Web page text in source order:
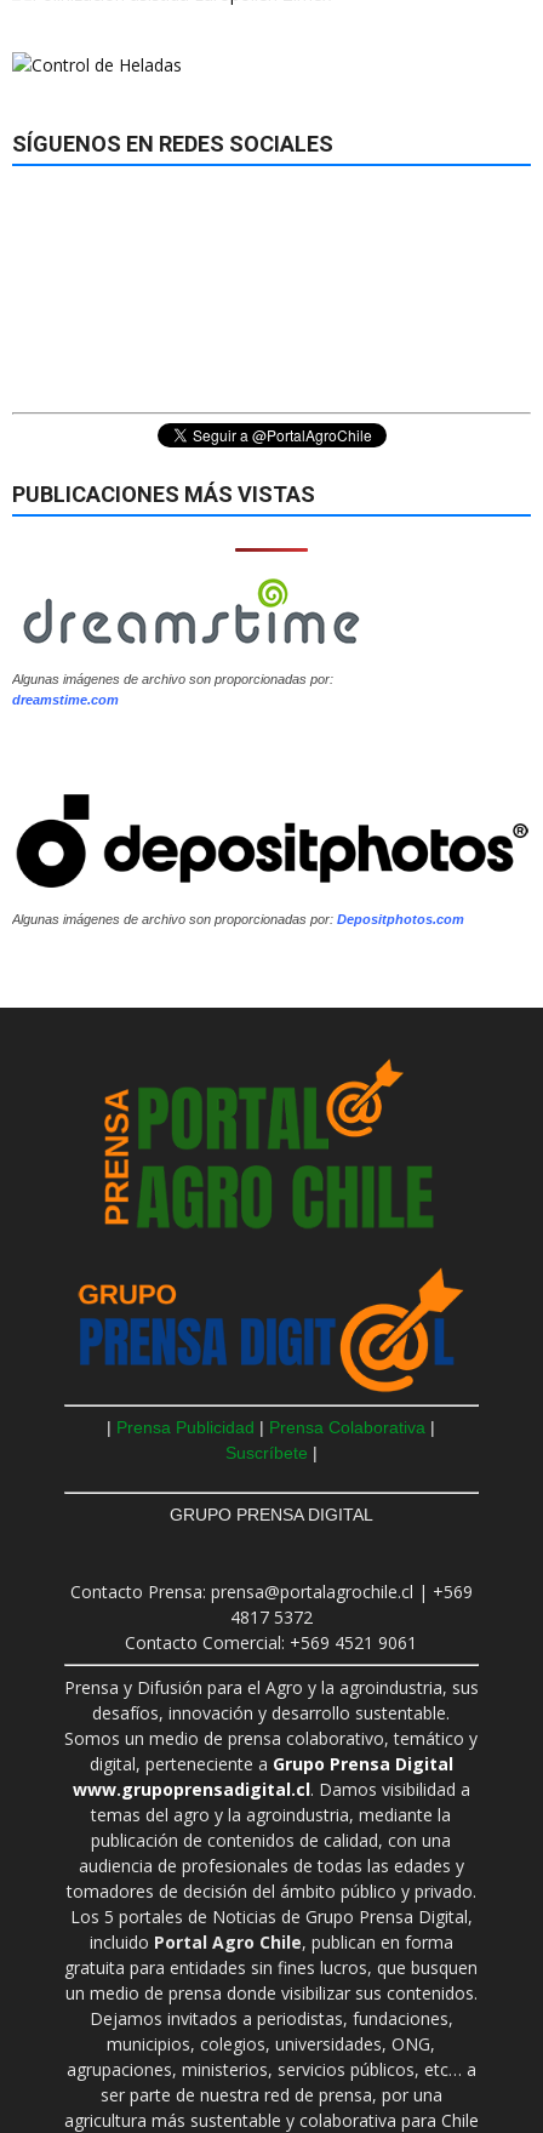
SÍGUENOS EN REDES SOCIALES
PUBLICACIONES MÁS VISTAS
Algunas imágenes de archivo son proporcionadas por:
dreamstime.com
Algunas imágenes de archivo son proporcionadas por: Depositphotos.com
| Prensa Publicidad | Prensa Colaborativa |
Suscríbete |
GRUPO PRENSA DIGITAL
Contacto Prensa: prensa@portalagrochile.cl | +569
4817 5372
Contacto Comercial: +569 4521 9061
Prensa y Difusión para el Agro y la agroindustria, sus
desafíos, innovación y desarrollo sustentable.
Somos un medio de prensa colaborativo, temático y
digital, perteneciente a Grupo Prensa Digital
www.grupoprensadigital.cl. Damos visibilidad a
temas del agro y la agroindustria, mediante la
publicación de contenidos de calidad, con una
audiencia de profesionales de todas las edades y
tomadores de decisión del ámbito público y privado.
Los 5 portales de Noticias de Grupo Prensa Digital,
incluido Portal Agro Chile, publican en forma
gratuita para entidades sin fines lucros, que busquen
un medio de prensa donde visibilizar sus contenidos.
Dejamos invitados a periodistas, fundaciones,
municipios, colegios, universidades, ONG,
agrupaciones, ministerios, servicios públicos, etc… a
ser parte de nuestra red de prensa, por una
agricultura más sustentable y colaborativa para Chile